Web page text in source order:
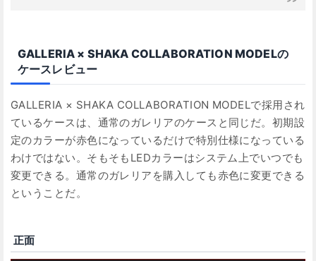
GALLERIA × SHAKA COLLABORATION MODELの
ケースレビュー
GALLERIA × SHAKA COLLABORATION MODELで採用され
ているケースは、通常のガレリアのケースと同じだ。初期設
定のカラーが赤色になっているだけで特別仕様になっている
わけではない。そもそもLEDカラーはシステム上でいつでも
変更できる。通常のガレリアを購入しても赤色に変更できる
ということだ。
正面